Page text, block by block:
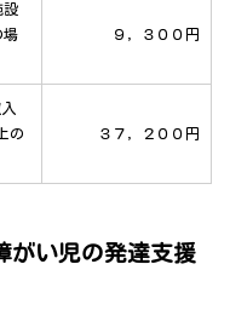
設
場
９，３００円
の
３７，２００円
がい児の発達支援